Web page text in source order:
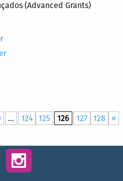
(Advanced Grants)
... 124 125 126 127 128 »